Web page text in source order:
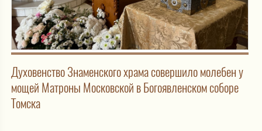
Духовенство Знаменского храма совершило молебен у
мощей Матроны Московской в Богоявленском соборе
Томска